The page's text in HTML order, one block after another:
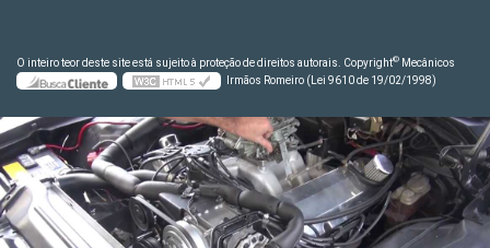
O inteiro teor deste site está sujeito à proteção de direitos autorais. Copyright© Mecânicos
Irmãos Romeiro (Lei 9610 de 19/02/1998)